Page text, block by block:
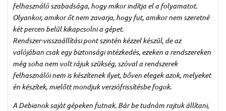
felhasználó szabadsága, hogy mikor indítja el a folyamatot.
Olyankor, amikor őt nem zavarja, hogy fut, amikor nem szeretné
két percen belül kikapcsolni a gépet.
Rendszer-visszaállítási pont szintén kézzel készül, de az
valójában csak egy biztonsági intézkedés, ezeken a rendszereken
még soha nem volt rájuk szükség, szóval a rendszerek
felhasználói nem is készítenek ilyet, bőven elegek azok, melyeket
én készítek, mielőtt mondjuk verziófrissítésbe fogok.
A Debianok saját gépeken futnak. Bár be tudnám rajtuk állítani,